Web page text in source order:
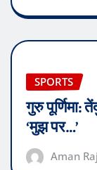
SPORTS
गुरु
‘मुझ पर…’
Aman Raj